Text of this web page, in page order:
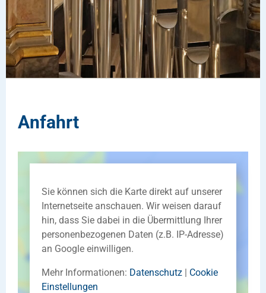
Anfahrt
Sie können sich die Karte direkt auf unserer
Internetseite anschauen. Wir weisen darauf
hin, dass Sie dabei in die Übermittlung Ihrer
personenbezogenen Daten (z.B. IP-Adresse)
an Google einwilligen.
Mehr Informationen: Datenschutz | Cookie
Einstellungen